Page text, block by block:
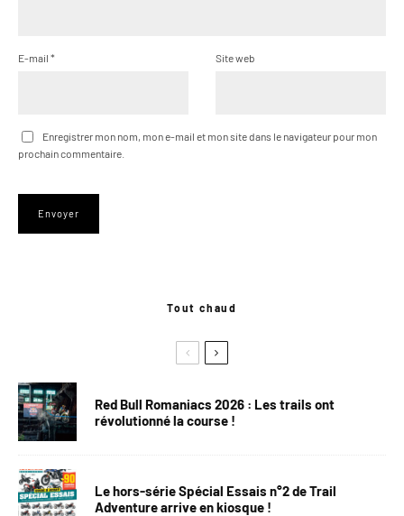
E-mail * Site web
Enregistrer mon nom, mon e-mail et mon site dans le navigateur pour mon
prochain commentaire.
Tout chaud
Red Bull Romaniacs 2026 : Les trails ont
révolutionné la course !
Le hors-série Spécial Essais n°2 de Trail
Adventure arrive en kiosque !